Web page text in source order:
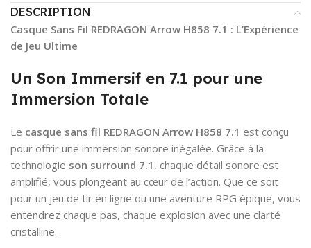
DESCRIPTION
Casque Sans Fil REDRAGON Arrow H858 7.1 : L’Expérience
de Jeu Ultime
Un Son Immersif en 7.1 pour une
Immersion Totale
Le casque sans fil REDRAGON Arrow H858 7.1 est conçu
pour offrir une immersion sonore inégalée. Grâce à la
technologie son surround 7.1 , chaque détail sonore est
amplifié, vous plongeant au cœur de l’action. Que ce soit
pour un jeu de tir en ligne ou une aventure RPG épique, vous
entendrez chaque pas, chaque explosion avec une clarté
cristalline.